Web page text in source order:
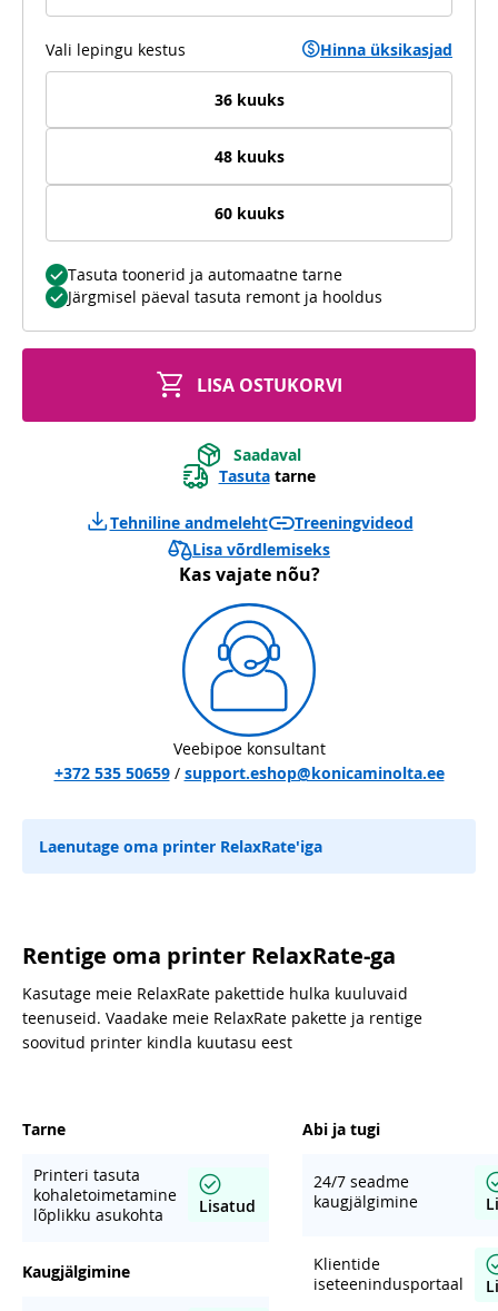
Vali lepingu kestus Hinna üksikasjad
36 kuuks
48 kuuks
60 kuuks
Tasuta toonerid ja automaatne tarne
Järgmisel päeval tasuta remont ja hooldus
LISA OSTUKORVI
Saadaval
Tasuta tarne
Tehniline andmeleht
Treeningvideod
Lisa võrdlemiseks
Kas vajate nõu?
Veebipoe konsultant
+372 535 50659/ support.eshop@konicaminolta.ee
Laenutage oma printer RelaxRate'iga
Rentige oma printer RelaxRate-ga
Kasutage meie RelaxRate pakettide hulka kuuluvaid
teenuseid. Vaadake meie RelaxRate pakette ja rentige
soovitud printer kindla kuutasu eest
Tarne
Printeri tasuta
kohaletoimetamine
lõplikku asukohta
Lisatud
Kaugjälgimine
Abi ja tugi
24/7 seadme
kaugjälgimine
Klientide
iseteenindusportaal